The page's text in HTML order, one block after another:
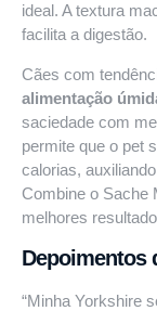
ideal. A textura
facilita a digestão.
Cães com
alimentação
saciedade com
permite que o pet
calorias,
Combine o Sache
melhores
Depoimentos
“Minha Yorkshire